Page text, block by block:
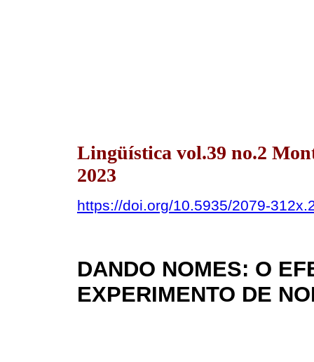
Lingüística vol.39 no.2
2023
https://doi.org/10.5935/2079-
DANDO NOMES: O
EXPERIMENTO DE